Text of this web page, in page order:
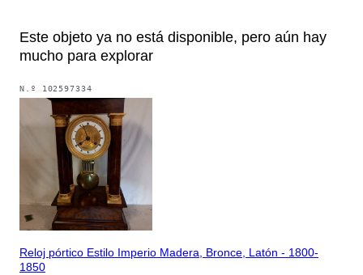
Este objeto ya no está disponible, pero aún hay
mucho para explorar
N.º 102597334
Reloj pórtico Estilo Imperio Madera, Bronce, Latón - 1800-
1850